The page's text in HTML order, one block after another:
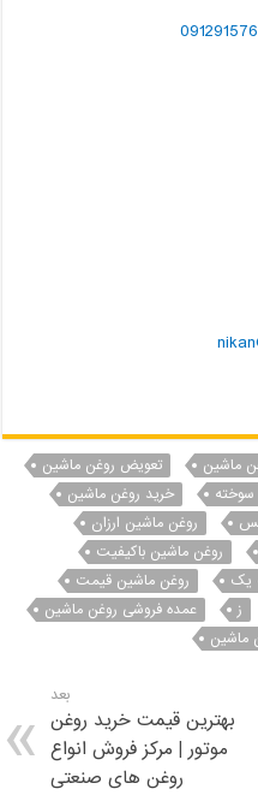
ماشین
تعویض روغن ماشین
خرید روغن ماشین
روغن ماشین ارزان
روغن ماشین باکیفیت
یک
روغن ماشین قیمت
ز
عمده فروشی روغن ماشین
ماشین
بعد
بهترین قیمت خرید روغن
موتور | مرکز فروش انواع
روغن های صنعتی